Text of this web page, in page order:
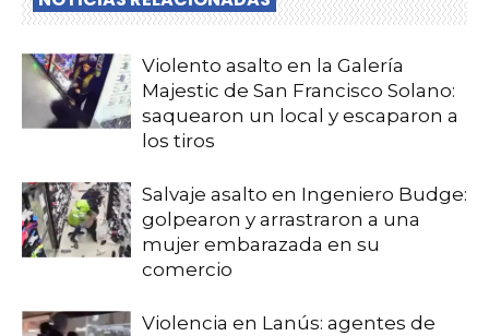
Violento asalto en la Galería
Majestic de San Francisco Solano:
saquearon un local y escaparon a
los tiros
Salvaje asalto en Ingeniero Budge:
golpearon y arrastraron a una
mujer embarazada en su
comercio
Violencia en Lanús: agentes de